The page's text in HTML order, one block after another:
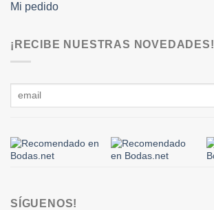
Mi pedido
¡RECIBE NUESTRAS NOVEDADES!
SÍGUENOS!